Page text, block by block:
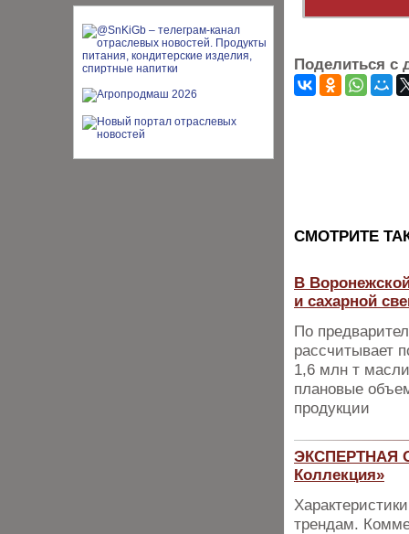
Поделиться с
CМОТРИТЕ
В
и сахарной
По
рассчитывает
1,6 млн т
плановые
продукции
ЭКСПЕРТНАЯ
Коллекция»
трендам.